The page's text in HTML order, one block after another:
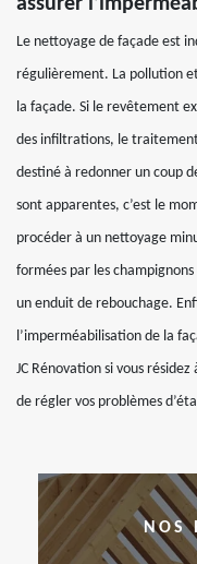
assurer
Le nettoyage de façade est
régulièrement. La pollution
la façade. Si le revêtement
des infiltrations, le
destiné à redonner un coup
sont apparentes, c’est le
procéder à un nettoyage
formées par les
un enduit de rebouchage.
l’imperméabilisation de la
JC Rénovation si vous
de régler vos problèmes
NOS